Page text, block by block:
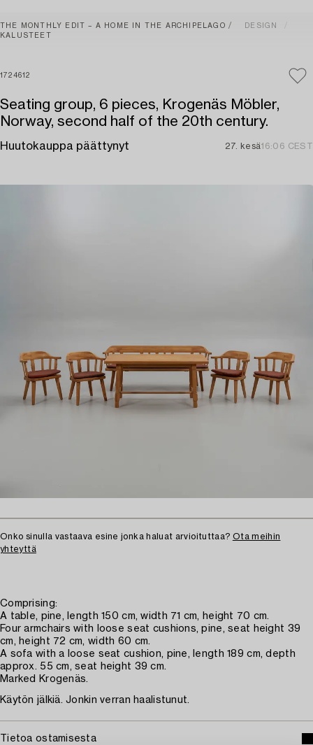
THE MONTHLY EDIT – A HOME IN THE ARCHIPELAGO
DESIGN
KALUSTEET
1724612
Seating group, 6 pieces, Krogenäs Möbler,
Norway, second half of the 20th century.
Huutokauppa päättynyt 27. kesä16:06 CEST
Onko sinulla vastaava esine jonka haluat arvioituttaa? Ota meihin
yhteyttä
Comprising:
A table, pine, length 150 cm, width 71 cm, height 70 cm.
Four armchairs with loose seat cushions, pine, seat height 39
cm, height 72 cm, width 60 cm.
A sofa with a loose seat cushion, pine, length 189 cm, depth
approx. 55 cm, seat height 39 cm.
Marked Krogenäs.
Käytön jälkiä. Jonkin verran haalistunut.
Tietoa ostamisesta